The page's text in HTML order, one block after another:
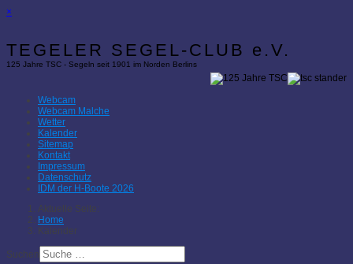
×
TEGELER SEGEL-CLUB e.V.
125 Jahre TSC - Segeln seit 1901 im Norden Berlins
Webcam
Webcam Malche
Wetter
Kalender
Sitemap
Kontakt
Impressum
Datenschutz
IDM der H-Boote 2026
Aktuelle Seite:
Home
Kalender
Suchen